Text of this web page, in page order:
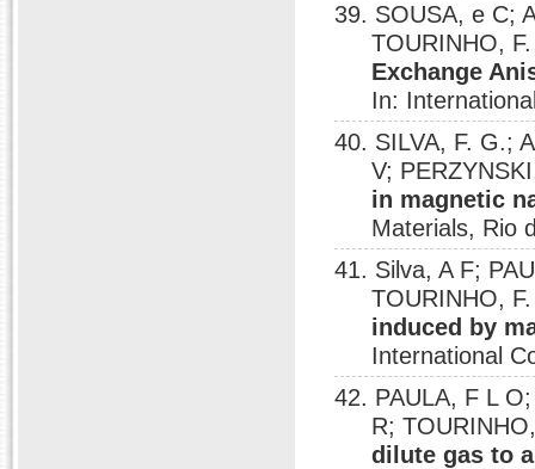
39. SOUSA, e C;
TOURINHO,
Exchange
In:
40. SILVA, F. G.;
V;
in magnetic
Materials, Rio
41. Silva, A F;
TOURINHO,
induced by
International
42. PAULA, F L
R;
dilute gas to